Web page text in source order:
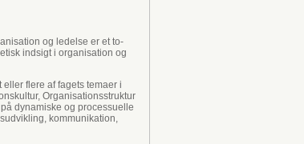
og ledelse er et to-
indsigt i organisation og
flere af fagets temaer i
Organisationsstruktur
dynamiske og processuelle
kommunikation,